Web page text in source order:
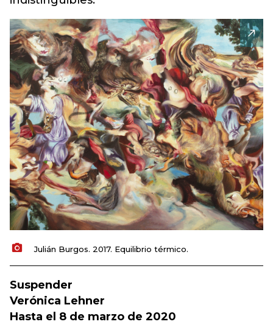
Julián Burgos. 2017. Equilibrio térmico.
Suspender
Verónica Lehner
Hasta el 8 de marzo de 2020